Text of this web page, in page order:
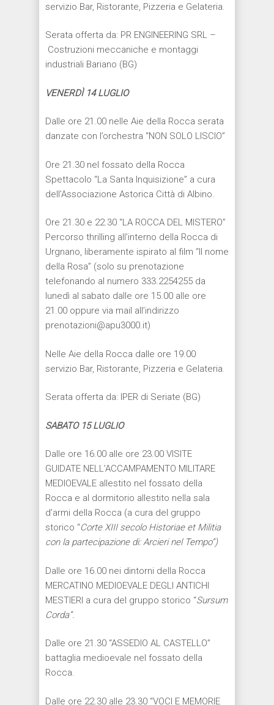
servizio Bar, Ristorante, Pizzeria e Gelateria.
Serata offerta da: PR ENGINEERING SRL –
Costruzioni meccaniche e montaggi
industriali Bariano (BG)
VENERDÌ14 LUGLIO
Dalle ore 21.00 nelle Aie della Rocca serata
danzate con l’orchestra “NON SOLO LISCIO”
Ore 21.30 nel fossato della Rocca
Spettacolo “La Santa Inquisizione” a cura
dell’Associazione Astorica Città di Albino.
Ore 21.30 e 22.30 “LA ROCCA DEL MISTERO”
Percorso thrilling all’interno della Rocca di
Urgnano, liberamente ispirato al film “Il nome
della Rosa” (solo su prenotazione
telefonando al numero 333.2254255 da
lunedì al sabato dalle ore 15.00 alle ore
21.00 oppure via mail all’indirizzo
prenotazioni@apu3000.it)
Nelle Aie della Rocca dalle ore 19.00
servizio Bar, Ristorante, Pizzeria e Gelateria.
Serata offerta da: IPER di Seriate (BG)
SABATO 15 LUGLIO
Dalle ore 16.00 alle ore 23.00 VISITE
GUIDATE NELL’ACCAMPAMENTO MILITARE
MEDIOEVALE allestito nel fossato della
Rocca e al dormitorio allestito nella sala
d’armi della Rocca (a cura del gruppo
storico “Corte XIII secolo Historiae et Militia
con la partecipazione di: Arcieri nel Tempo”)
Dalle ore 16.00 nei dintorni della Rocca
MERCATINO MEDIOEVALE DEGLI ANTICHI
MESTIERI a cura del gruppo storico “Sursum
Corda”.
Dalle ore 21.30 “ASSEDIO AL CASTELLO”
battaglia medioevale nel fossato della
Rocca.
Dalle ore 22.30 alle 23.30 “VOCI E MEMORIE